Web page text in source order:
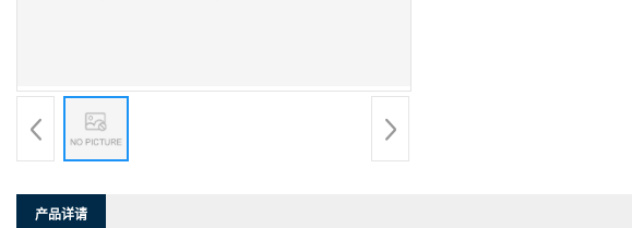
产品详请